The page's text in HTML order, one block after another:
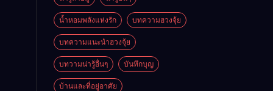
น้ำหอมพลังแห่งรัก บทความฮวงจุ้ย
บทความแนะนำฮวงจุ้ย
บทวามน่ารู้อื่นๆ บันทึกบุญ
บ้านและที่อยู่อาศัย